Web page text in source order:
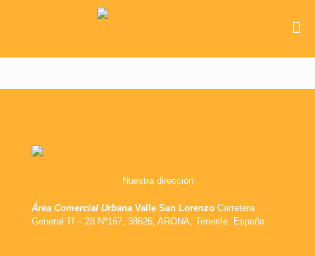
Nuestra dirección
Área Comercial Urbana Valle San Lorenzo Carretera
General Tf – 28 Nº167, 38626, ARONA, Tenerife. España